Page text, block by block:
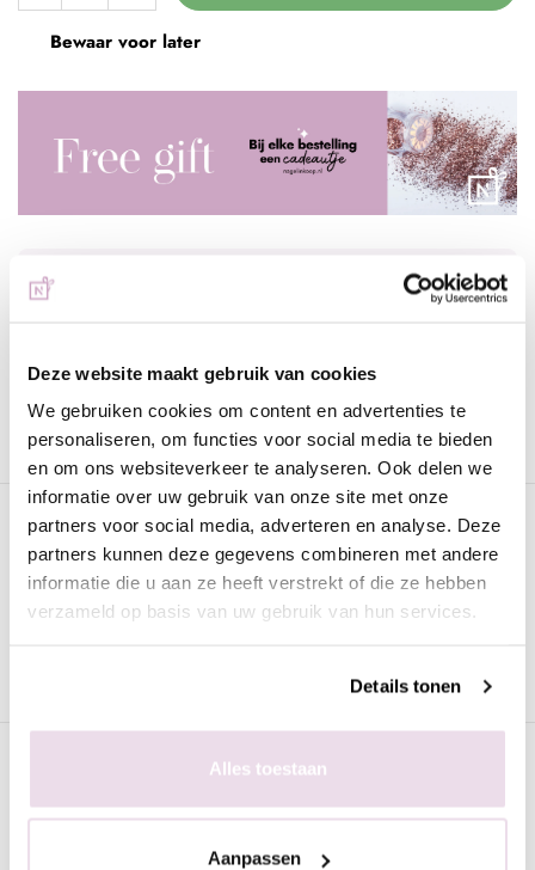
Deze website maakt gebruik van cookies
We gebruiken cookies om content en advertenties te
personaliseren, om functies voor social media te bieden
en om ons websiteverkeer te analyseren. Ook delen we
informatie over uw gebruik van onze site met onze
partners voor social media, adverteren en analyse. Deze
partners kunnen deze gegevens combineren met andere
informatie die u aan ze heeft verstrekt of die ze hebben
verzameld op basis van uw gebruik van hun services.
Details tonen
Alles toestaan
Aanpassen
Bewaar voor later
= vandaag verzonden
Advies nodig? WhatsApp met onze specialisten
Omschrijving
Urban Nails Rainbow Dappendish ''Square''
Deze dappendish is ideaal voor het verwerken van NextGel of
Gerelateerde pagina's